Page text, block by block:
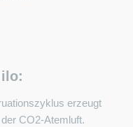
erzeugt
CO2-Atemluft.